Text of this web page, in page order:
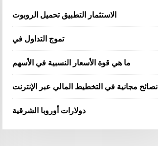
الاستثمار التطبيق تحميل الروبوت
تموج التداول في
ما هي قوة الأسعار النسبية في الأسهم
نصائح مجانية في التخطيط المالي عبر الإنترنت
دولارات أوروبا الشرقية